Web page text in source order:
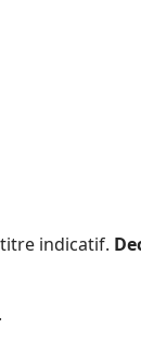
titre indicatif.